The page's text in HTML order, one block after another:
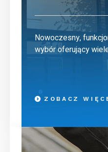
Nowoczesny,
wybór oferujący
ZOBACZ